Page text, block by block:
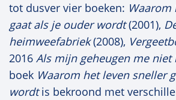
tot dusver vier boeken: Waarom
gaat als je ouder wordt(2001),
heimweefabriek(2008),
2016 Als mijn geheugen me niet
boek Waarom het leven sneller
wordtis bekroond met